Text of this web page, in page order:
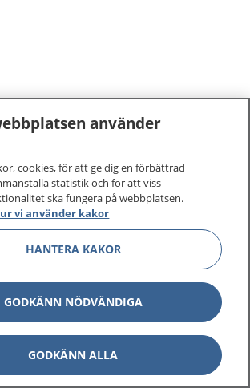
använder
cookies, för att ge dig en förbättrad
statistik och för att viss
ska fungera på webbplatsen.
vi använder kakor
HANTERA KAKOR
GODKÄNN NÖDVÄNDIGA
GODKÄNN ALLA